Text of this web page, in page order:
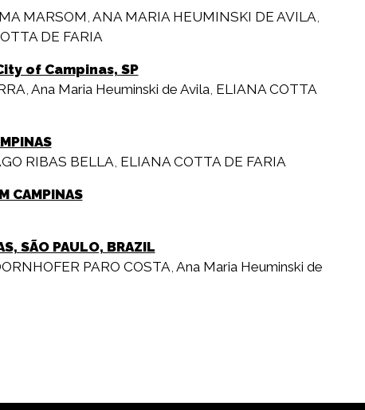
MARSOM, ANA MARIA HEUMINSKI DE AVILA,
DE FARIA
of Campinas, SP
, Ana Maria Heuminski de Avila, ELIANA COTTA
RIBAS BELLA, ELIANA COTTA DE FARIA
CAMPINAS
SÃO PAULO, BRAZIL
PARO COSTA, Ana Maria Heuminski de